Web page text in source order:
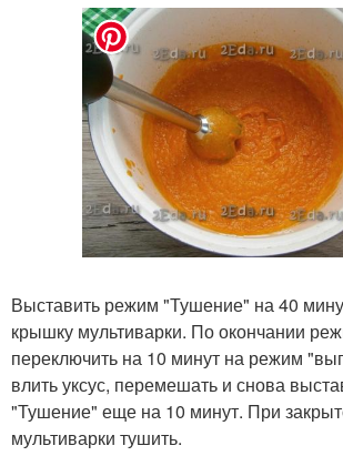
Выставить режим "Тушение" на 40
крышку мультиварки. По окончании
переключить на 10 минут на режим
влить уксус, перемешать и снова
"Тушение" еще на 10 минут. При
мультиварки тушить.